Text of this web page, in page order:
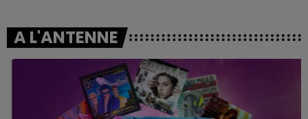
A L'ANTENNE